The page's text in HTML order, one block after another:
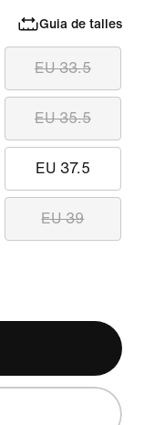
Guia de talles
EU 33.5
EU 35.5
EU 37.5
EU 39